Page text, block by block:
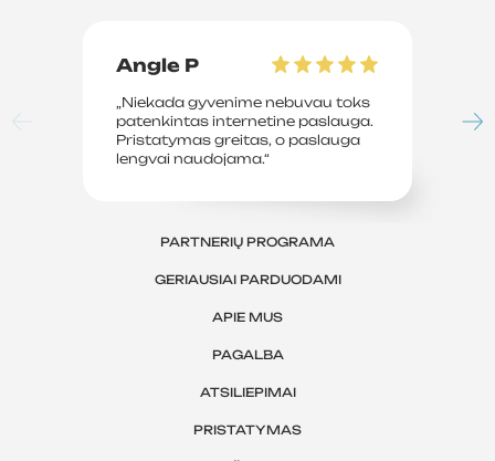
Angle P
„Niekada gyvenime nebuvau toks
patenkintas internetine paslauga.
Pristatymas greitas, o paslauga
lengvai naudojama.“
PARTNERIŲ PROGRAMA
GERIAUSIAI PARDUODAMI
APIE MUS
PAGALBA
ATSILIEPIMAI
PRISTATYMAS